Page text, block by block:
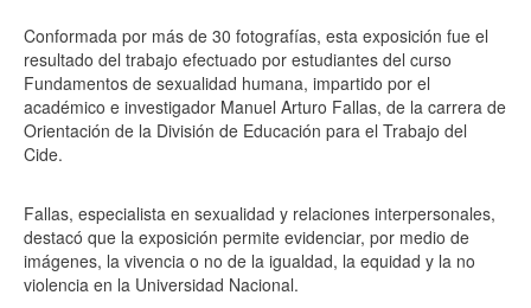
Conformada por más de 30 fotografías, esta exposición fue el
resultado del trabajo efectuado por estudiantes del curso
Fundamentos de sexualidad humana, impartido por el
académico e investigador Manuel Arturo Fallas, de la carrera de
Orientación de la División de Educación para el Trabajo del
Cide.
Fallas, especialista en sexualidad y relaciones interpersonales,
destacó que la exposición permite evidenciar, por medio de
imágenes, la vivencia o no de la igualdad, la equidad y la no
violencia en la Universidad Nacional.